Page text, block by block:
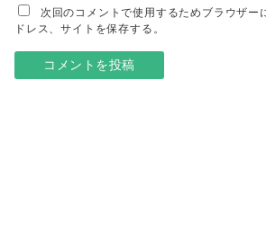
次回のコメントで使用するためブラウザー
ドレス、サイトを保存する。